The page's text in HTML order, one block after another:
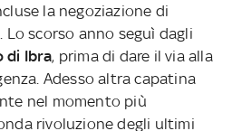
la negoziazione di
Lo scorso anno seguì dagli
di Ibra, prima di dare il via alla
Adesso altra capatina
nel momento più
rivoluzione degli ultimi